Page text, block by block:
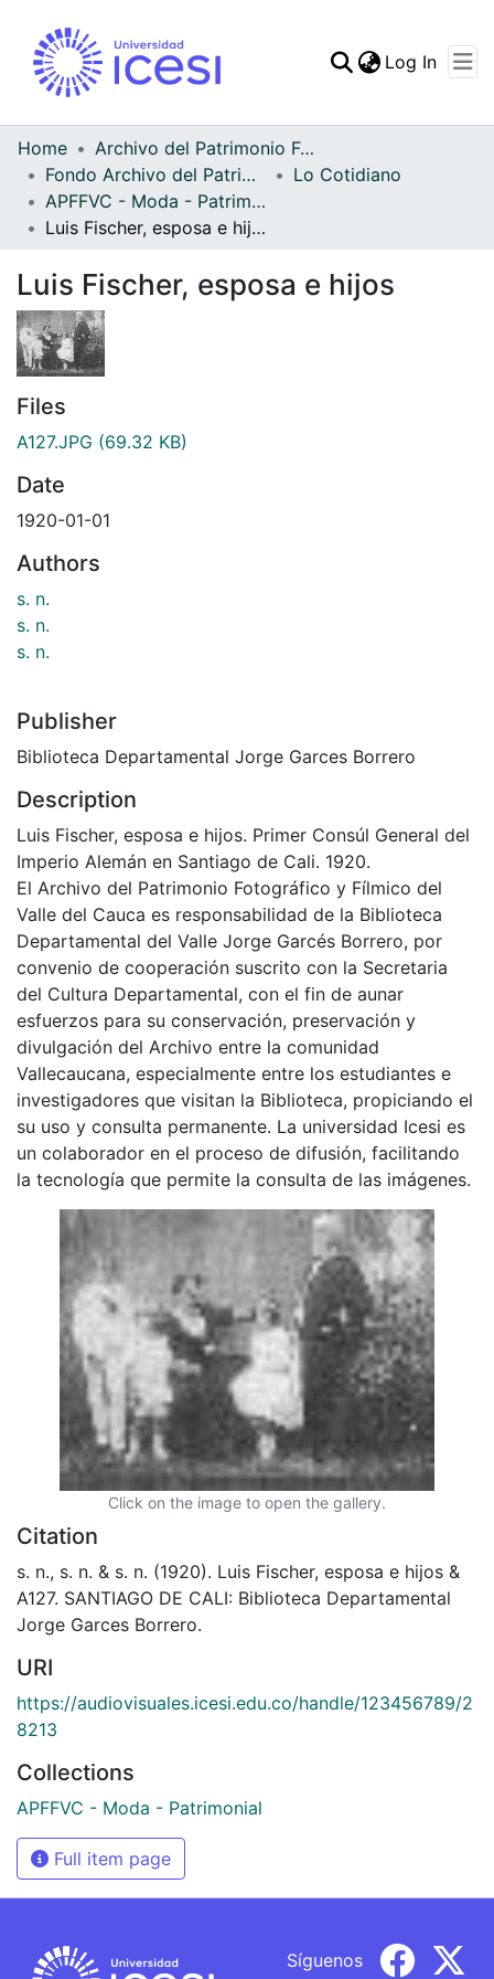
Statistics
Log In
Home
Archivo del Patrimonio Fotográfico y Fílmico del Valle del Cauca
Fondo Archivo del Patrimonio Fotográfico y Fílmico del Valle del Cauca
Lo Cotidiano
APFFVC - Moda - Patrimonial
Luis Fischer, esposa e hijos
Luis Fischer, esposa e hijos
Files
A127.JPG (69.32 KB)
Date
1920-01-01
Authors
s. n.
s. n.
s. n.
Publisher
Biblioteca Departamental Jorge Garces Borrero
Description
Luis Fischer, esposa e hijos. Primer Consúl General del
Imperio Alemán en Santiago de Cali. 1920.
El Archivo del Patrimonio Fotográfico y Fílmico del
Valle del Cauca es responsabilidad de la Biblioteca
Departamental del Valle Jorge Garcés Borrero, por
convenio de cooperación suscrito con la Secretaria
del Cultura Departamental, con el fin de aunar
esfuerzos para su conservación, preservación y
divulgación del Archivo entre la comunidad
Vallecaucana, especialmente entre los estudiantes e
investigadores que visitan la Biblioteca, propiciando el
su uso y consulta permanente. La universidad Icesi es
un colaborador en el proceso de difusión, facilitando
la tecnología que permite la consulta de las imágenes.
Click on the image to open the gallery.
Citation
s. n., s. n. & s. n. (1920). Luis Fischer, esposa e hijos &
A127. SANTIAGO DE CALI: Biblioteca Departamental
Jorge Garces Borrero.
URI
https://audiovisuales.icesi.edu.co/handle/123456789/2
8213
Collections
APFFVC - Moda - Patrimonial
Full item page
Síguenos